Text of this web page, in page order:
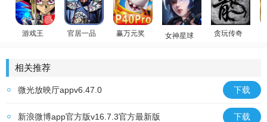
游戏王
官居一品
赢万元奖
女神星球
贪玩传奇
相关推荐
微光放映厅appv6.47.0 下载
新浪微博app官方版v16.7.3官方最新版 下载